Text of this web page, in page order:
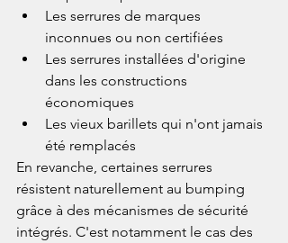
Les serrures de marques
inconnues ou non certifiées
Les serrures installées d'origine
dans les constructions
économiques
Les vieux barillets qui n'ont jamais
été remplacés
En revanche, certaines serrures
résistent naturellement au bumping
grâce à des mécanismes de sécurité
intégrés. C'est notamment le cas des